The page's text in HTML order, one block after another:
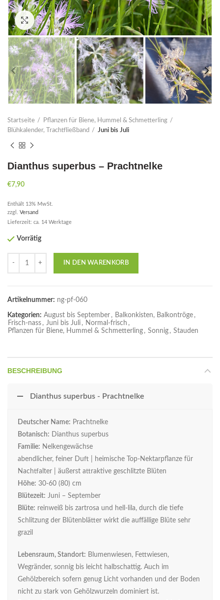
Click to enlarge
Startseite
Pflanzen für Biene, Hummel & Schmetterling
Blühkalender, Trachtfließband
Juni bis Juli
Dianthus superbus – Prachtnelke
€7,90
Enthält 13% MwSt.
zzgl. Versand
Lieferzeit: ca. 14 Werktage
Vorrätig
IN DEN WARENKORB
Artikelnummer: ng-pf-060
Kategorien: August bis September , Balkonkisten, Balkontröge ,
Frisch-nass , Juni bis Juli , Normal-frisch ,
Pflanzen für Biene, Hummel & Schmetterling , Sonnig , Stauden
BESCHREIBUNG
Dianthus superbus - Prachtnelke
Deutscher Name: Prachtnelke
Botanisch: Dianthus superbus
Familie: Nelkengewächse
abendlicher, feiner Duft | heimische Top-Nektarpflanze für
Nachtfalter | äußerst attraktive geschlitzte Blüten
Höhe: 30-60 (80) cm
Blütezeit: Juni – September
Blüte: reinweiß bis zartrosa und hell-lila, durch die tiefe
Schlitzung der Blütenblätter wirkt die auffällige Blüte sehr
grazil
Lebensraum, Standort: Blumenwiesen, Fettwiesen,
Wegränder, sonnig bis leicht halbschattig. Auch im
Gehölzbereich sofern genug Licht vorhanden und der Boden
nicht zu stark von Gehölzwurzeln dominiert ist.